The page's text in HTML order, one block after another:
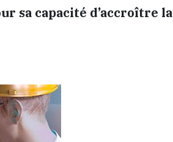
sa capacité d’accroître la